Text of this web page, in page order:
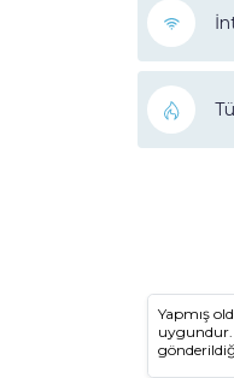
Yapmış
uygundur.